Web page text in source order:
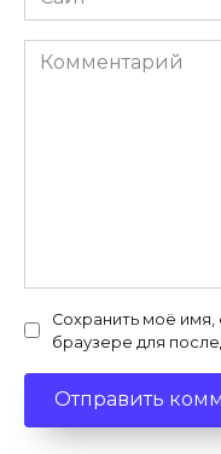
Комментарий
Сохранить моё имя,
браузере для